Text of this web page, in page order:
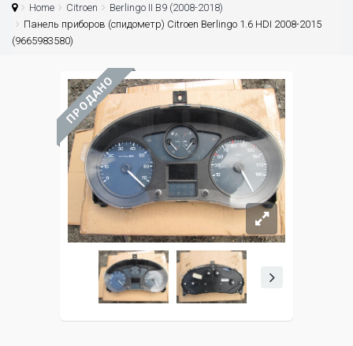
Home Citroen
Berlingo II B9 (2008-2018)
Панель приборов (спидометр) Citroen Berlingo 1.6 HDI 2008-2015
(9665983580)
ПРОДАНО